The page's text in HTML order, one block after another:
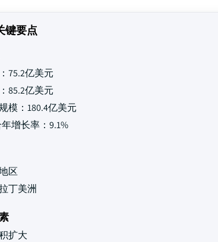
键要点
75.2亿美元
85.2亿美元
模：180.4亿美元
增长率：9.1%
区
丁美洲
扩大